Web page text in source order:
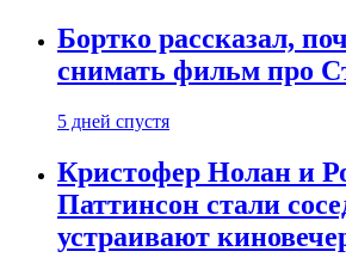
Бортко рассказал,
снимать фильм про
5 дней спустя
Кристофер Нолан и
Паттинсон стали
устраивают